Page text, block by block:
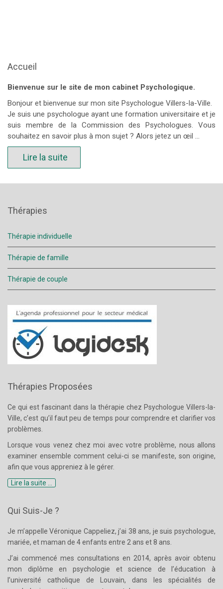
Accueil
Bienvenue sur le site de mon cabinet Psychologique.
Bonjour et bienvenue sur mon site Psychologue Villers-la-Ville.
Je suis une psychologue ayant une formation universitaire et je
suis membre de la Commission des Psychologues. Vous
souhaitez en savoir plus à mon sujet ? Alors jetez un œil …
Lire la suite
Thérapies
Thérapie individuelle
Thérapie de famille
Thérapie de couple
Thérapies Proposées
Ce qui est fascinant dans la thérapie chez Psychologue Villers-la-
Ville, c’est qu’il faut peu de temps pour comprendre et clarifier vos
problèmes.
Lorsque vous venez chez moi avec votre problème, nous allons
examiner ensemble comment celui-ci se manifeste, son origine,
afin que vous appreniez à le gérer.
Lire la suite ...
Qui Suis-Je ?
Je m’appelle Véronique Cappeliez, j’ai 38 ans, je suis psychologue,
mariée, et maman de 4 enfants entre 2 ans et 8 ans.
J’ai commencé mes consultations en 2014, après avoir obtenu
mon diplôme en psychologie et science de l’éducation à
l’université catholique de Louvain, dans les spécialités de